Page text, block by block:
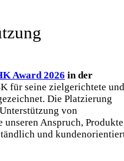
Award 2026 in der
für seine zielgerichtete und
Die Platzierung
von
unseren Anspruch,
und